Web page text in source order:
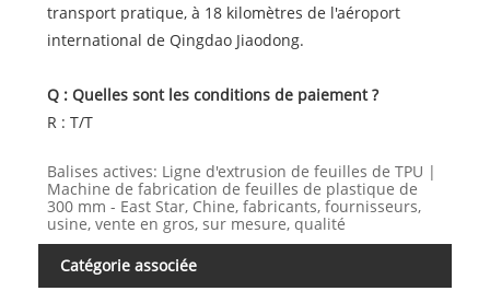
transport pratique, à 18 kilomètres de l'aéroport
international de Qingdao Jiaodong.
Q : Quelles sont les conditions de paiement ?
R : T/T
Balises actives: Ligne d'extrusion de feuilles de TPU |
Machine de fabrication de feuilles de plastique de
300 mm - East Star, Chine, fabricants, fournisseurs,
usine, vente en gros, sur mesure, qualité
Catégorie associée